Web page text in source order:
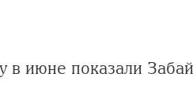
июне показали